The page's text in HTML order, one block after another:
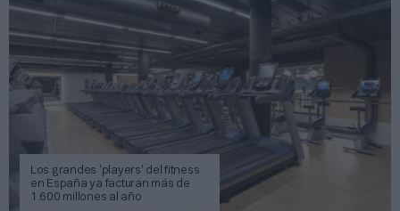
Los grandes ‘players’ del fitness
en España ya facturan más de
1.600 millones al año